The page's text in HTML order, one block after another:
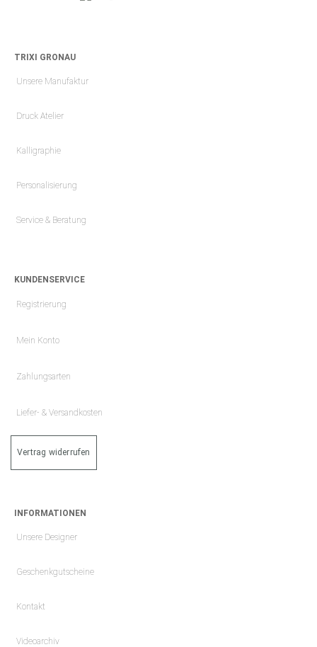
TRIXI GRONAU
Unsere Manufaktur
Druck Atelier
Kalligraphie
Personalisierung
Service & Beratung
KUNDENSERVICE
Registrierung
Mein Konto
Zahlungsarten
Liefer- & Versandkosten
Vertrag widerrufen
INFORMATIONEN
Unsere Designer
Geschenkgutscheine
Kontakt
Videoarchiv